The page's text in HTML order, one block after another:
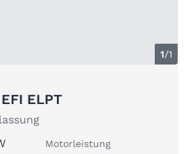
1/1
ELPT
Motorleistung